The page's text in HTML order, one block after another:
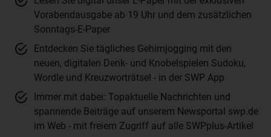
Vorabendausgabe ab 19 Uhr und dem zusätzlichen
Sonntags-E-Paper
Entdecken Sie tägliches Gehirnjogging mit den
neuen, digitalen Denk- und Knobelspielen Sudoku,
Wordle und Kreuzworträtsel - in der SWP App
Immer mit dabei: Topaktuelle Nachrichten und
spannende Beiträge auf unserem Newsportal swp.de
im Web - mit freiem Zugriff auf alle SWPplus-Artikel